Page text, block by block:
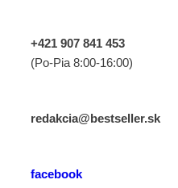
+421 907 841 453
(Po-Pia 8:00-16:00)
redakcia@bestseller.sk
facebook